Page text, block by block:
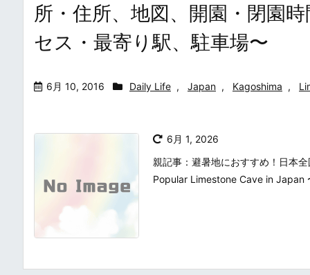
所・住所、地図、開園・閉園
セス・最寄り駅、駐車場〜
6月 10, 2016 Daily Life , Japan , Kagoshima ,
6月 1, 2026
親記事：避暑地におすすめ！日本
Popular Limestone Cave in Japan